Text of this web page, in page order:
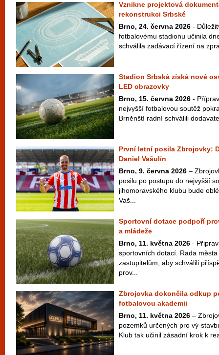
Vznikne projektová
rekonstrukci Srbské
Brno, 24. června 2026 -
fotbalovému stadionu učinila
schválila zadávací řízení na
Stadion Srbská získá nové
LED obrazovky
Brno, 15. června 2026 -
nejvyšší fotbalovou soutěž
Brněnští radní schválili
První letní posila Zbrojovky:
Daniel Vašulín
Brno, 9. června 2026 –
posilu po postupu do nejvyšší
jihomoravského klubu bude
Vaš...
Sportovní dotace podpoří
a mládeže
Brno, 11. května 2026 -
sportovních dotací. Rada
zastupitelům, aby schválili
prov...
Zbrojovka dokončila odkup
fotbalovou akademii
Brno, 11. května 2026 –
pozemků určených pro vý-
Klub tak učinil zásadní krok k